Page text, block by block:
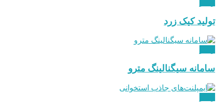
تولید کیک زرد
سامانه سیگنالینگ مترو